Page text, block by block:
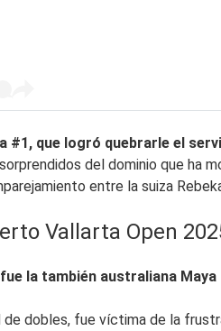
#1, que logró quebrarle el
del dominio que ha
entre la suiza
Vallarta Open
la también australiana
dobles, fue víctima de la